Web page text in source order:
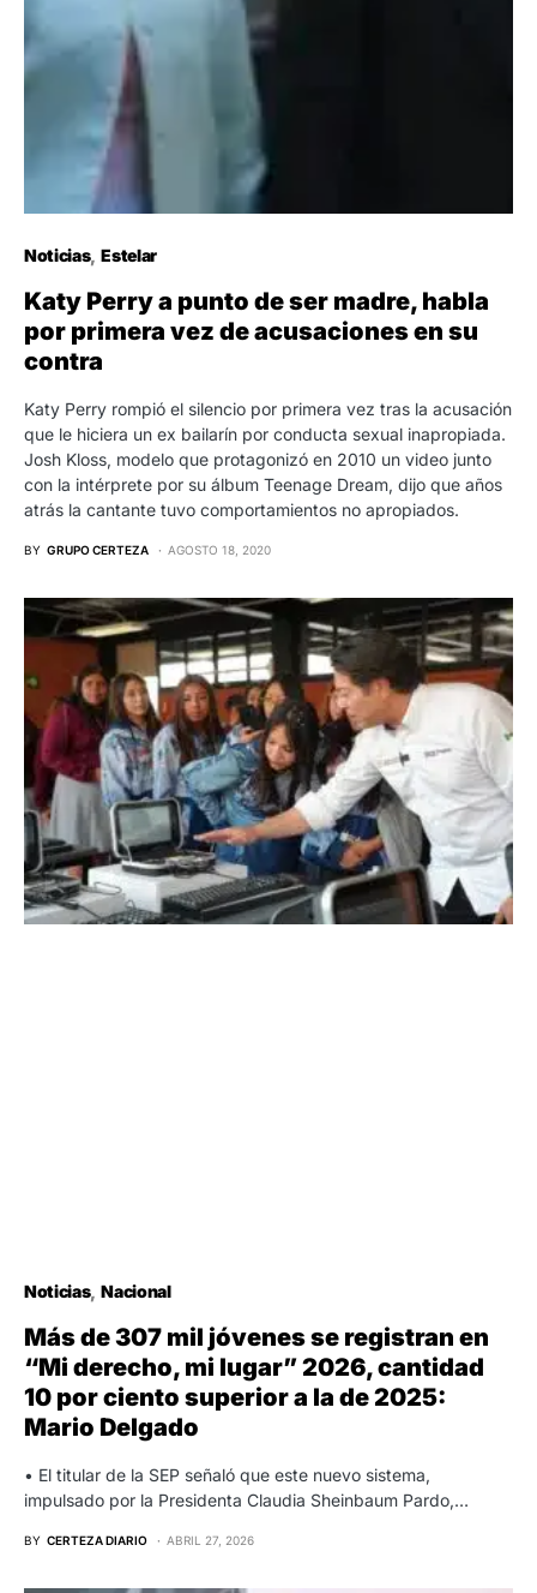
Noticias Estelar
Katy Perry a punto de ser madre, habla
por primera vez de acusaciones en su
contra
Katy Perry rompió el silencio por primera vez tras la acusación
que le hiciera un ex bailarín por conducta sexual inapropiada.
Josh Kloss, modelo que protagonizó en 2010 un video junto
con la intérprete por su álbum Teenage Dream, dijo que años
atrás la cantante tuvo comportamientos no apropiados.
BY GRUPO CERTEZA AGOSTO 18, 2020
Noticias Nacional
Más de 307 mil jóvenes se registran en
“Mi derecho, mi lugar” 2026, cantidad
10 por ciento superior a la de 2025:
Mario Delgado
• El titular de la SEP señaló que este nuevo sistema,
impulsado por la Presidenta Claudia Sheinbaum Pardo,…
BY CERTEZA DIARIO ABRIL 27, 2026